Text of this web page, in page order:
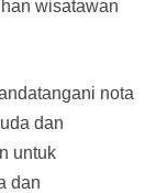
wisatawan
nota
dan
untuk
dan